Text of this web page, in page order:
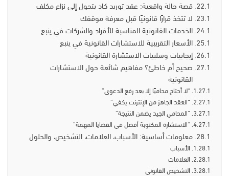
قصة حالة واقعية: عقد توريد كاد يتحول إلى نزاع مكلف
لا تتخذ قرارًا قانونيًا قبل معرفة موقفك
الخدمات القانونية المناسبة للأفراد والشركات في ينبع
الأسعار التقريبية للاستشارات القانونية في ينبع
إيجابيات وسلبيات الاستشارة القانونية
صحيح أم خاطئ؟ مفاهيم شائعة حول الاستشارات
القانونية
“لا أحتاج محاميًا إلا بعد رفع الدعوى”
“العقد الجاهز من الإنترنت يكفي”
“المحامي الجيد يضمن النتيجة”
“الاستشارة المكتوبة أفضل في القضايا المهمة”
معلومات أساسية: الأسباب، العلامات، التشخيص، والحلول
الأسباب
العلامات
التشخيص القانوني